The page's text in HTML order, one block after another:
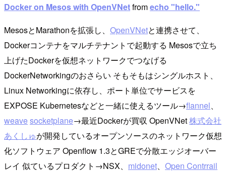
Docker on Mesos with OpenVNetfromecho "hello."
MesosとMarathonを拡張し、 OpenVNetと連携させて、
Dockerコンテナをマルチテナントで起動する Mesosで立ち
上げたDockerを仮想ネットワークでつなげる
DockerNetworkingのおさらい そもそもはシングルホスト、
Linux Networkingに依存し、ポート単位でサービスを
EXPOSE Kubernetesなどと一緒に使えるツール→flannel、
weavesocketplane→最近Dockerが買収 OpenVNet株式会社
あくしゅが開発しているオープンソースのネットワーク仮想
化ソフトウェア Openflow 1.3とGREで分散エッジオーバー
レイ 似ているプロダクト→NSX、 midonet、 Open Contrrail